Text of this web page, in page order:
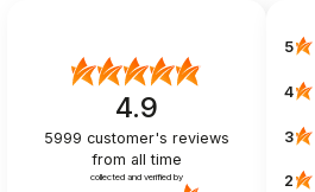
4.9
5999 customer's reviews
from all time
collected and verified by
5
4
3
2